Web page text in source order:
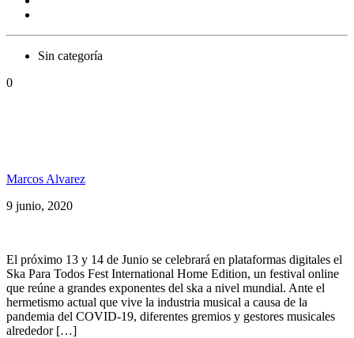
Sin categoría
0
Marcos Alvarez
9 junio, 2020
El próximo 13 y 14 de Junio se celebrará en plataformas digitales el
Ska Para Todos Fest International Home Edition, un festival online
que reúne a grandes exponentes del ska a nivel mundial. Ante el
hermetismo actual que vive la industria musical a causa de la
pandemia del COVID-19, diferentes gremios y gestores musicales
alrededor […]